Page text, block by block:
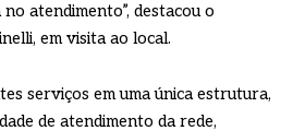
atendimento”, destacou o
em visita ao local.
serviços em uma única estrutura,
de atendimento da rede,